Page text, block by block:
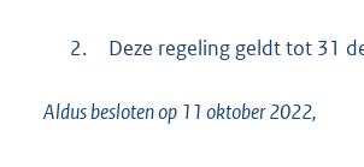
2. Deze regeling geldt tot 31
Aldus besloten op 11 oktober 2022,